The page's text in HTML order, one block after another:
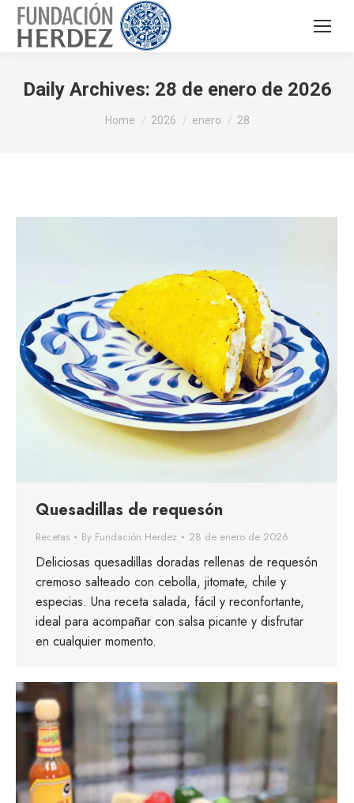
Daily Archives: 28 de enero de 2026
You are here:
Home 2026 enero 28
Quesadillas de requesón
Recetas By Fundación Herdez 28 de enero de 2026
Deliciosas quesadillas doradas rellenas de requesón
cremoso salteado con cebolla, jitomate, chile y
especias. Una receta salada, fácil y reconfortante,
ideal para acompañar con salsa picante y disfrutar
en cualquier momento.